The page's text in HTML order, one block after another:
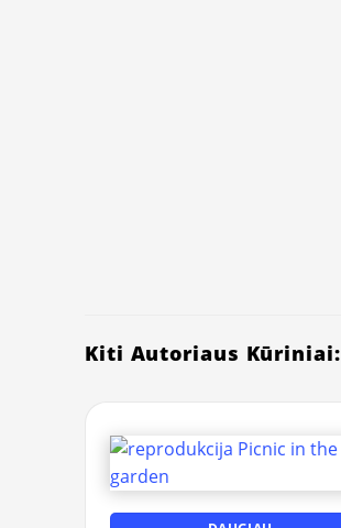
Kiti Autoriaus Kūriniai: